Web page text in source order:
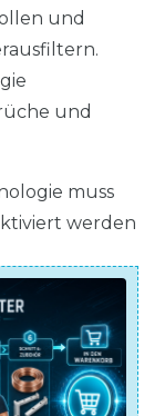
und
und
muss
werden